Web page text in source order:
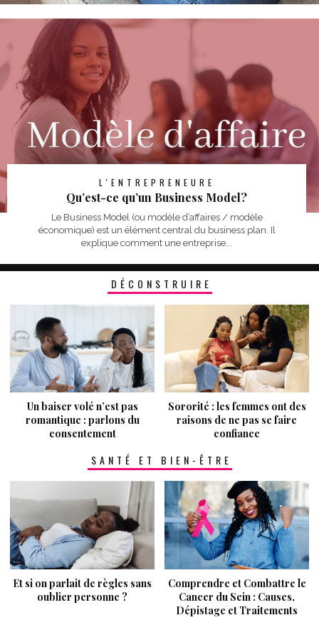
L'ENTREPRENEURE
Qu’est-ce qu’un Business Model?
Le Business Model (ou modèle d’affaires / modèle
économique) est un élément central du business plan. Il
explique comment une entreprise...
DÉCONSTRUIRE
Un baiser volé n’est pas
romantique : parlons du
consentement
Sororité : les femmes ont des
raisons de ne pas se faire
confiance
SANTÉ ET BIEN-ÊTRE
Et si on parlait de règles sans
oublier personne ?
Comprendre et Combattre le
Cancer du Sein : Causes,
Dépistage et Traitements